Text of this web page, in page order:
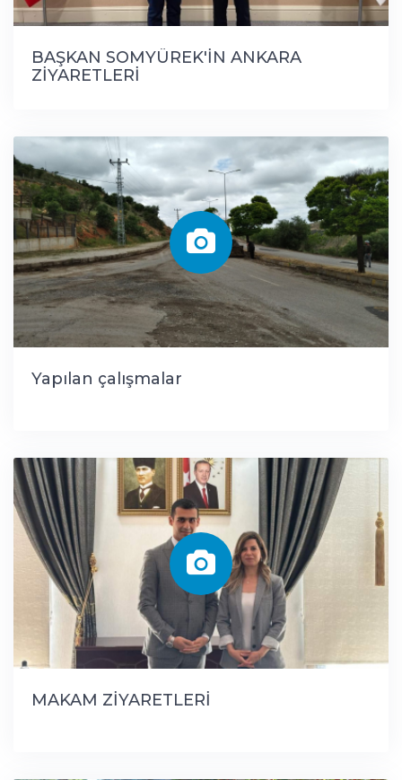
BAŞKAN SOMYÜREK'İN ANKARA
ZİYARETLERİ
Yapılan çalışmalar
MAKAM ZİYARETLERİ